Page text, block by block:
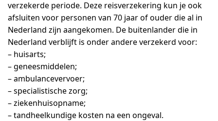
verzekerde periode. Deze reisverzekering kun je ook
afsluiten voor personen van 70 jaar of ouder die al in
Nederland zijn aangekomen. De buitenlander die in
Nederland verblijft is onder andere verzekerd voor:
– huisarts;
– geneesmiddelen;
– ambulancevervoer;
– specialistische zorg;
– ziekenhuisopname;
– tandheelkundige kosten na een ongeval.